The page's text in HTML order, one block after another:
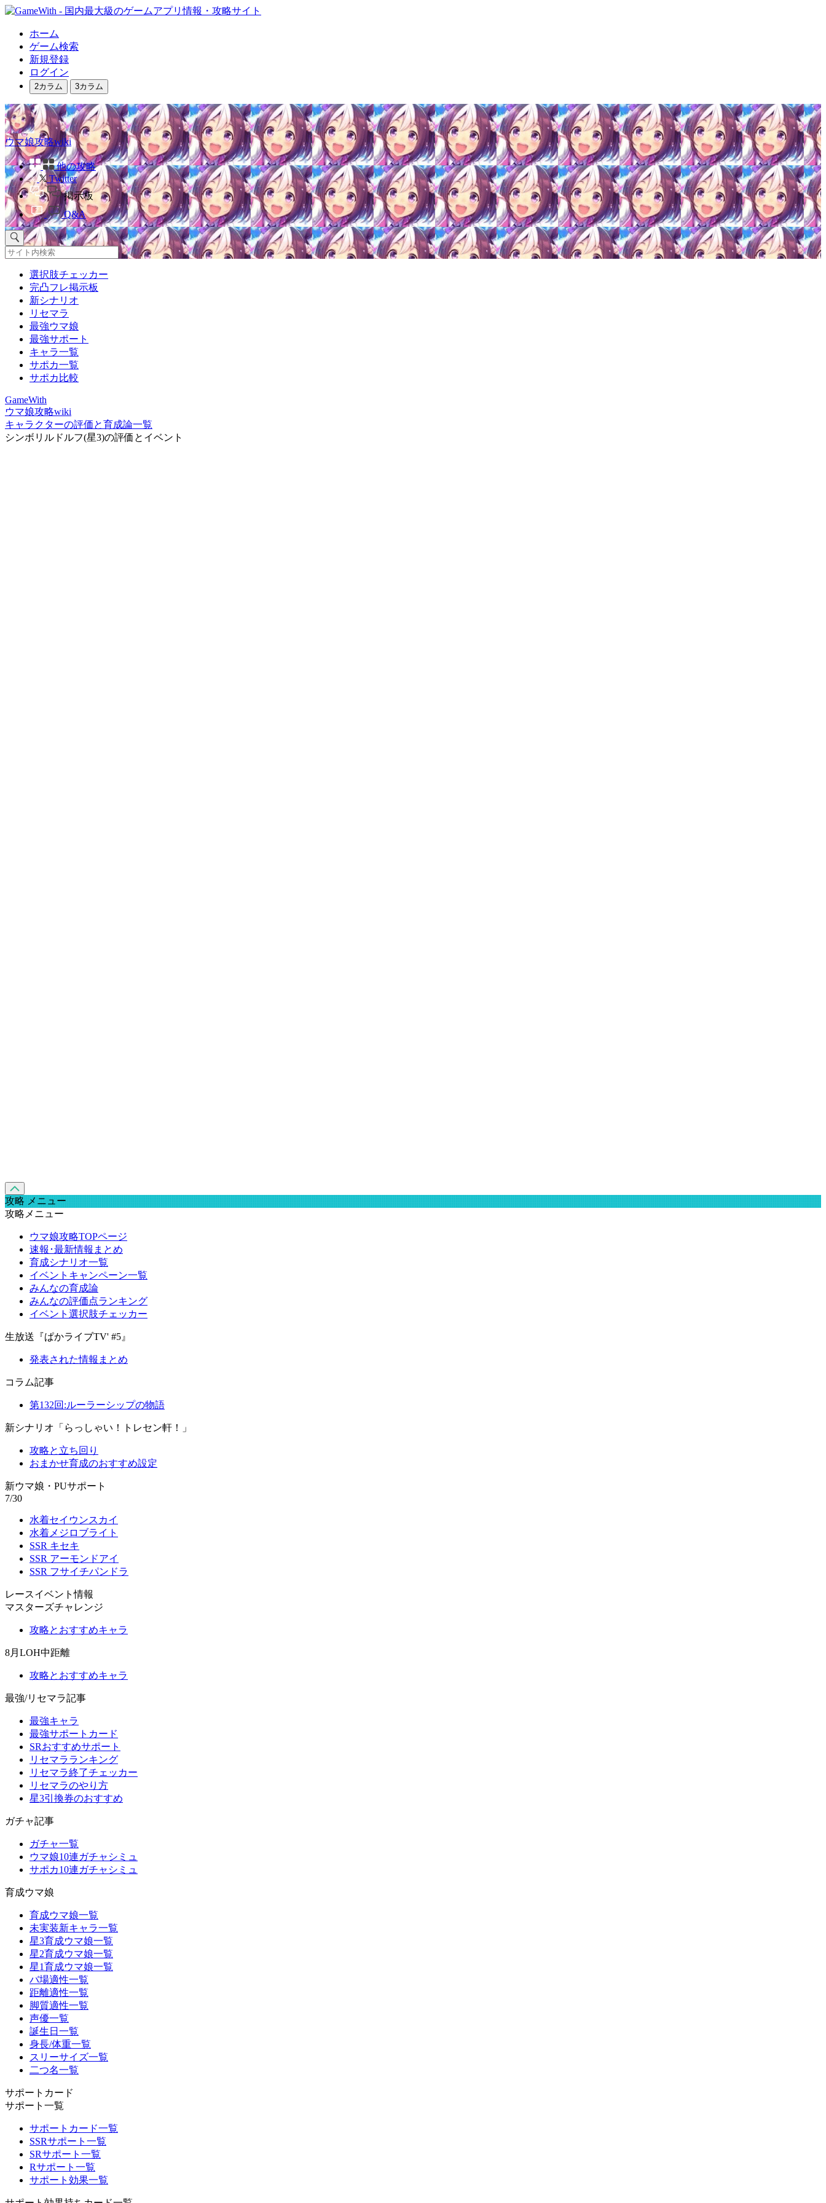
ホーム
ゲーム検索
新規登録
ログイン
2カラム 3カラム
ウマ娘攻略wiki
他の攻略
Twitter
掲示板
Q&A
選択肢チェッカー
完凸フレ掲示板
新シナリオ
リセマラ
最強ウマ娘
最強サポート
キャラ一覧
サポカ一覧
サポカ比較
GameWith
ウマ娘攻略wiki
キャラクターの評価と育成論一覧
シンボリルドルフ(星3)の評価とイベント
攻略 メニュー
攻略メニュー
ウマ娘攻略TOPページ
速報･最新情報まとめ
育成シナリオ一覧
イベントキャンペーン一覧
みんなの育成論
みんなの評価点ランキング
イベント選択肢チェッカー
生放送『ぱかライブTV' #5』
発表された情報まとめ
コラム記事
第132回:ルーラーシップの物語
新シナリオ「らっしゃい！トレセン軒！」
攻略と立ち回り
おまかせ育成のおすすめ設定
新ウマ娘・PUサポート
7/30
水着セイウンスカイ
水着メジロブライト
SSR キセキ
SSR アーモンドアイ
SSR フサイチパンドラ
レースイベント情報
マスターズチャレンジ
攻略とおすすめキャラ
8月LOH中距離
攻略とおすすめキャラ
最強/リセマラ記事
最強キャラ
最強サポートカード
SRおすすめサポート
リセマラランキング
リセマラ終了チェッカー
リセマラのやり方
星3引換券のおすすめ
ガチャ記事
ガチャ一覧
ウマ娘10連ガチャシミュ
サポカ10連ガチャシミュ
育成ウマ娘
育成ウマ娘一覧
未実装新キャラ一覧
星3育成ウマ娘一覧
星2育成ウマ娘一覧
星1育成ウマ娘一覧
バ場適性一覧
距離適性一覧
脚質適性一覧
声優一覧
誕生日一覧
身長/体重一覧
スリーサイズ一覧
二つ名一覧
サポートカード
サポート一覧
サポートカード一覧
SSRサポート一覧
SRサポート一覧
Rサポート一覧
サポート効果一覧